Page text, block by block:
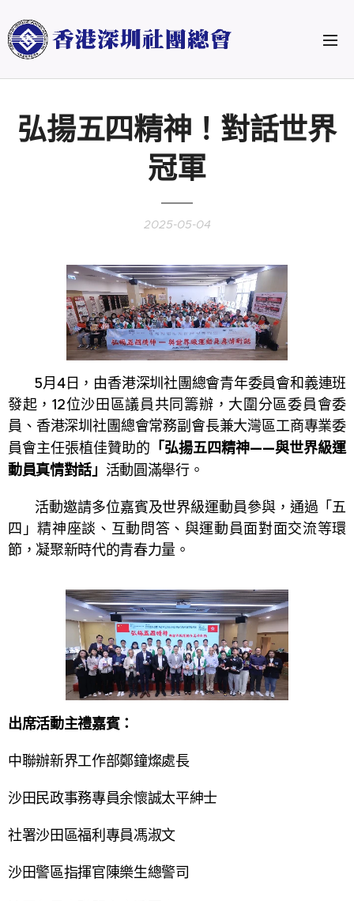
弘揚五四精神！對話世界
冠軍
2025-05-04
5月4日，由香港深圳社團總會青年委員會和義連班
發起，12位沙田區議員共同籌辦，大圍分區委員會委
員、香港深圳社團總會常務副會長兼大灣區工商專業委
員會主任張植佳贊助的 「弘揚五四精神——與世界級運
動員真情對話」 活動圓滿舉行。
活動邀請多位嘉賓及世界級運動員參與，通過「五
四」精神座談、互動問答、與運動員面對面交流等環
節，凝聚新時代的青春力量。
出席活動主禮嘉賓：
中聯辦新界工作部鄭鐘燦處長
沙田民政事務專員余懷誠太平紳士
社署沙田區福利專員馮淑文
沙田警區指揮官陳樂生總警司